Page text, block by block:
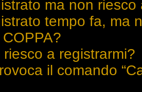
ma non riesco
tempo fa, ma
a registrarmi?
il comando